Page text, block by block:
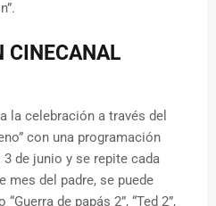
CINECANAL
la celebración a través del
con una programación
de junio y se repite cada
mes del padre, se puede
de papás 2”, “Ted 2”,